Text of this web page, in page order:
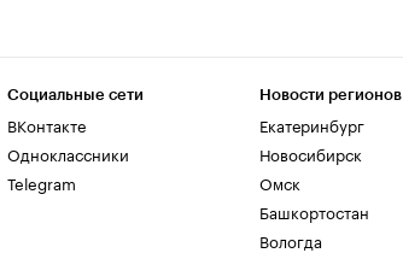
Социальные сети
ВКонтакте
Одноклассники
Telegram
Новости регионов
Екатеринбург
Новосибирск
Омск
Башкортостан
Вологда